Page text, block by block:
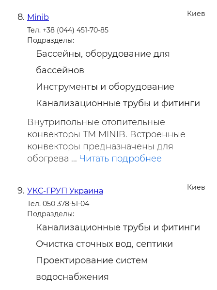
Киев
Minib
Тел. +38 (044) 451-70-85
Подразделы:
Бассейны, оборудование для
бассейнов
Инструменты и оборудование
Канализационные трубы и фитинги
Внутрипольные отопительные
конвекторы ТМ MINIB. Встроенные
конвекторы предназначены для
обогрева ... Читать подробнее
Киев
УКС-ГРУП Украина
Тел. 050 378-51-04
Подразделы:
Канализационные трубы и фитинги
Очистка сточных вод, септики
Проектирование систем
водоснабжения